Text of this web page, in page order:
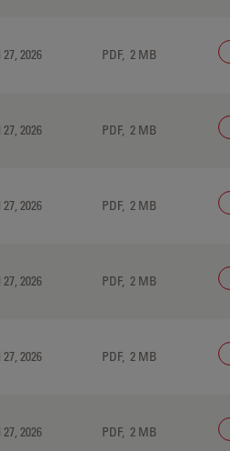
2026 PDF, 2 MB
2026 PDF, 2 MB
2026 PDF, 2 MB
2026 PDF, 2 MB
2026 PDF, 2 MB
2026 PDF, 2 MB